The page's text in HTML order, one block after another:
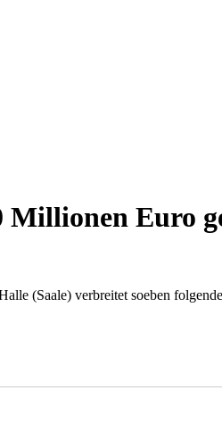
Euro
(Saale) verbreitet soeben